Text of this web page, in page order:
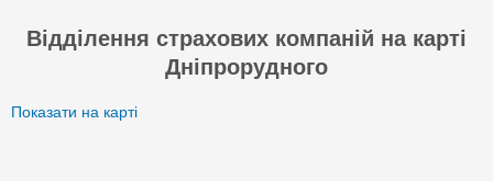
Відділення страхових компаній на карті
Дніпрорудного
Показати на карті